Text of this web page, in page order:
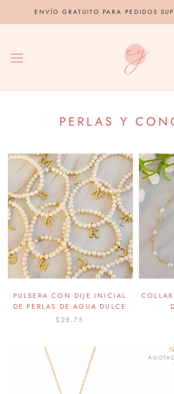
ENVÍO GRATUITO PARA PEDIDOS
PERLAS Y
PULSERA CON DIJE INICIAL
DE PERLAS DE AGUA DULCE
$28.75